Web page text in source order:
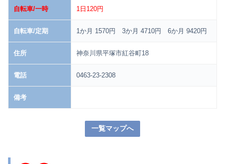
自転車/一時 1日120円
自転車/定期 1か月 1570円 3か月 4710円 6か月 9420円
住所 神奈川県平塚市紅谷町18
電話 0463-23-2308
備考
一覧マップへ